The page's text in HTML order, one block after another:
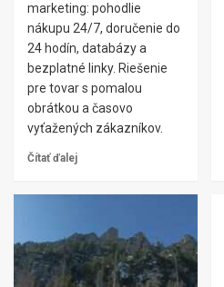
marketing: pohodlie
nákupu 24/7, doručenie do
24 hodín, databázy a
bezplatné linky. Riešenie
pre tovar s pomalou
obrátkou a časovo
vyťažených zákazníkov.
Čítať ďalej